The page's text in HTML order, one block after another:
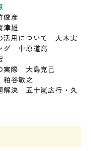
俊彦
津雄
活用について 大木実
グ 中原道高
実際 大島克己
粕谷敏之
解決 五十嵐広行・久